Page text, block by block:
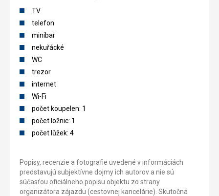
TV
telefon
minibar
nekuřácké
WC
trezor
internet
Wi-Fi
počet koupelen: 1
počet ložnic: 1
počet lůžek: 4
Popisy, recenzie a fotografie uvedené v informáciách
predstavujú subjektívne dojmy ich autorov a nie sú
súčasťou oficiálneho popisu objektu zo strany
organizátora zájazdu (cestovnej kancelárie). Skutočná